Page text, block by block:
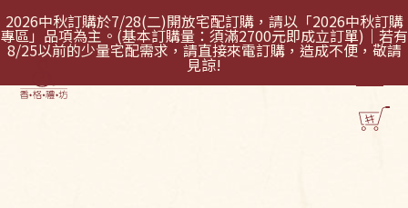
2026中秋訂購於7/28(二)開放宅配訂購，請以「2026中秋訂購
專區」品項為主。(基本訂購量：須滿2700元即成立訂單)｜若有
8/25以前的少量宅配需求，請直接來電訂購，造成不便，敬請
見諒!